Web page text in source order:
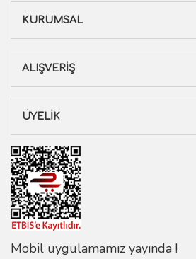
KURUMSAL
ALIŞVERİŞ
ÜYELİK
Mobil uygulamamız yayında !